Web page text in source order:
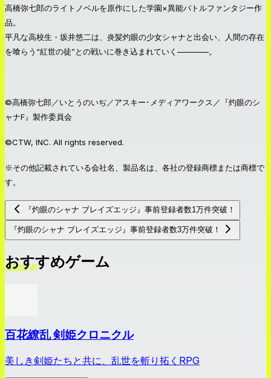
高橋弥七郎のライトノベルを原作にした学園×異能バトルファンタジー作
品。
平凡な高校生・坂井悠二は、炎髪灼眼の少女シャナと出会い、人間の存在
を喰らう“紅世の徒”との戦いに巻き込まれていく————。
©高橋弥七郎／いとうのいぢ／アスキー･メディアワークス／『灼眼のシ
ャナF』製作委員会
©CTW, INC. All rights reserved.
※その他記載されている会社名、製品名は、各社の登録商標または商標で
す。
『灼眼のシャナ ブレイズエッジ』事前登録者数1万件突破！
『灼眼のシャナ ブレイズエッジ』事前登録者数3万件突破！
おすすめゲーム
百花繚乱 剣姫クロニクル
美しき剣姫たちと共に、乱世を斬り拓くRPG